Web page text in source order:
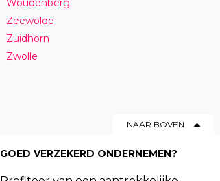
Zeewolde
Zuidhorn
Zwolle
NAAR BOVEN
GOED VERZEKERD ONDERNEMEN?